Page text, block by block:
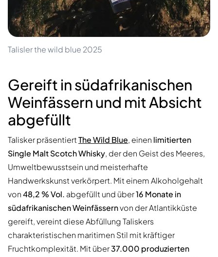
Talisler the wild blue 2025
Gereift in südafrikanischen
Weinfässern und mit Absicht
abgefüllt
Talisker präsentiertThe Wild Blue, einen limitierten
Single Malt Scotch Whisky, der den Geist des Meeres,
Umweltbewusstsein und meisterhafte
Handwerkskunst verkörpert. Mit einem Alkoholgehalt
von48,2 % Vol. abgefüllt und über16 Monate in
südafrikanischen Weinfässernvon der Atlantikküste
gereift, vereint diese Abfüllung Taliskers
charakteristischen maritimen Stil mit kräftiger
Fruchtkomplexität. Mit über37.000 produzierten